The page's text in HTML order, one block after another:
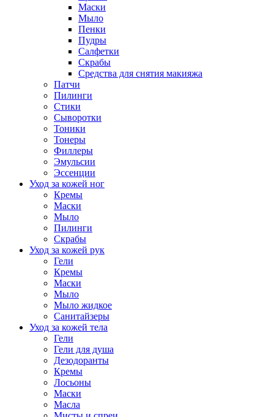
Маски
Мыло
Пенки
Пудры
Салфетки
Скрабы
Средства для снятия макияжа
Патчи
Пилинги
Стики
Сыворотки
Тоники
Тонеры
Филлеры
Эмульсии
Эссенции
Уход за кожей ног
Кремы
Маски
Мыло
Пилинги
Скрабы
Уход за кожей рук
Гели
Кремы
Маски
Мыло
Мыло жидкое
Санитайзеры
Уход за кожей тела
Гели
Гели для душа
Дезодоранты
Кремы
Лосьоны
Маски
Масла